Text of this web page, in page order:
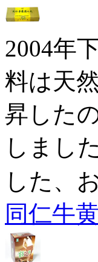
2004年
料は天
昇した
しまし
した、
同仁牛